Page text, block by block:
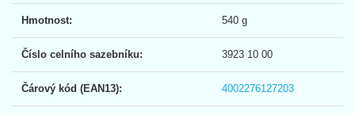
Hmotnost: 540 g
Číslo celního sazebníku: 3923 10 00
Čárový kód (EAN13): 4002276127203